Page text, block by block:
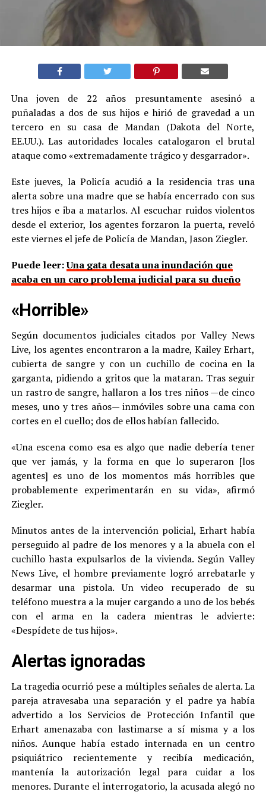
Una joven de 22 años presuntamente asesinó a
puñaladas a dos de sus hijos e hirió de gravedad a un
tercero en su casa de Mandan (Dakota del Norte,
EE.UU.). Las autoridades locales catalogaron el brutal
ataque como «extremadamente trágico y desgarrador».
Este jueves, la Policía acudió a la residencia tras una
alerta sobre una madre que se había encerrado con sus
tres hijos e iba a matarlos. Al escuchar ruidos violentos
desde el exterior, los agentes forzaron la puerta, reveló
este viernes el jefe de Policía de Mandan, Jason Ziegler.
Puede leer:Una gata desata una inundación que
acaba en un caro problema judicial para su dueño
«Horrible»
Según documentos judiciales citados por Valley News
Live, los agentes encontraron a la madre, Kailey Erhart,
cubierta de sangre y con un cuchillo de cocina en la
garganta, pidiendo a gritos que la mataran. Tras seguir
un rastro de sangre, hallaron a los tres niños —de cinco
meses, uno y tres años— inmóviles sobre una cama con
cortes en el cuello; dos de ellos habían fallecido.
«Una escena como esa es algo que nadie debería tener
que ver jamás, y la forma en que lo superaron [los
agentes] es uno de los momentos más horribles que
probablemente experimentarán en su vida», afirmó
Ziegler.
Minutos antes de la intervención policial, Erhart había
perseguido al padre de los menores y a la abuela con el
cuchillo hasta expulsarlos de la vivienda. Según Valley
News Live, el hombre previamente logró arrebatarle y
desarmar una pistola. Un video recuperado de su
teléfono muestra a la mujer cargando a uno de los bebés
con el arma en la cadera mientras le advierte:
«Despídete de tus hijos».
Alertas ignoradas
La tragedia ocurrió pese a múltiples señales de alerta. La
pareja atravesaba una separación y el padre ya había
advertido a los Servicios de Protección Infantil que
Erhart amenazaba con lastimarse a sí misma y a los
niños. Aunque había estado internada en un centro
psiquiátrico recientemente y recibía medicación,
mantenía la autorización legal para cuidar a los
menores. Durante el interrogatorio, la acusada alegó no